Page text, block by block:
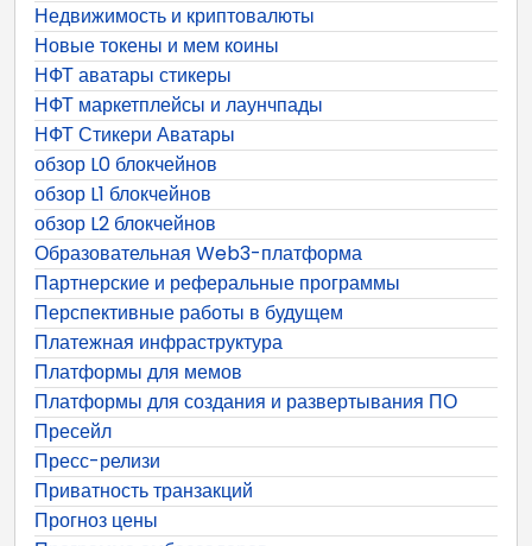
Недвижимость и криптовалюты
Новые токены и мем коины
НФТ аватары стикеры
НФТ маркетплейсы и лаунчпады
НФТ Стикери Аватары
обзор L0 блокчейнов
обзор L1 блокчейнов
обзор L2 блокчейнов
Образовательная Web3-платформа
Партнерские и реферальные программы
Перспективные работы в будущем
Платежная инфраструктура
Платформы для мемов
Платформы для создания и развертывания ПО
Пресейл
Пресс-релизи
Приватность транзакций
Прогноз цены